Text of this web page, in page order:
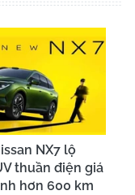
NX7 lộ
thuần điện giá
hơn 600 km